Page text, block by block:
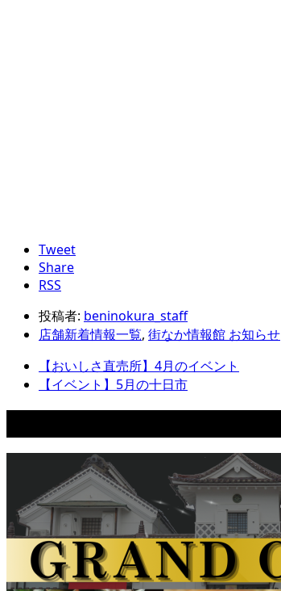
Tweet
Share
RSS
投稿者: beninokura_staff
店舗新着情報一覧, 街なか情報館 お知らせ
【おいしさ直売所】4月のイベント
【イベント】5月の十日市